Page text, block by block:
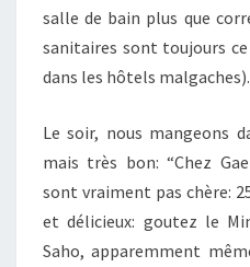
salle de bain plus que
sanitaires sont toujours
dans les hôtels malgaches).
Le soir, nous mangeons
mais très bon: “Chez
sont vraiment pas chère:
et délicieux: goutez le
Saho, apparemment